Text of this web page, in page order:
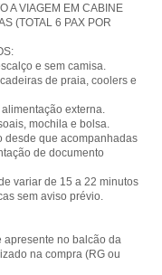
A VIAGEM EM CABINE
(TOTAL 6 PAX POR
e sem camisa.
de praia, coolers e
externa.
mochila e bolsa.
desde que acompanhadas
de documento
variar de 15 a 22 minutos
sem aviso prévio.
apresente no balcão da
na compra (RG ou